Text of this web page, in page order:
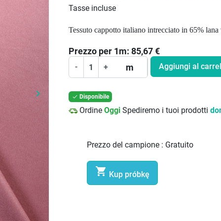
Prossimo
keyboard_arrow_right
Tasse incluse
Tessuto cappotto italiano intrecciato in 65%
Prezzo per 1m: 85,67€
- + m Aggiungi al
 Disponibile
Ordine Oggi Spediremo i tuoi prodotti
Prezzo del campione : Gratuito
 Kup próbkę